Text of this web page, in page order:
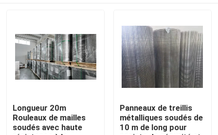
À la maison
Le spectacle VR
Longueur 20m
Rouleaux de mailles
soudés avec haute
Panneaux de treillis
métalliques soudés de
10 m de long pour